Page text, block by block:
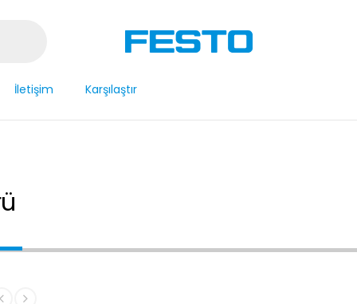
İletişim Karşılaştır